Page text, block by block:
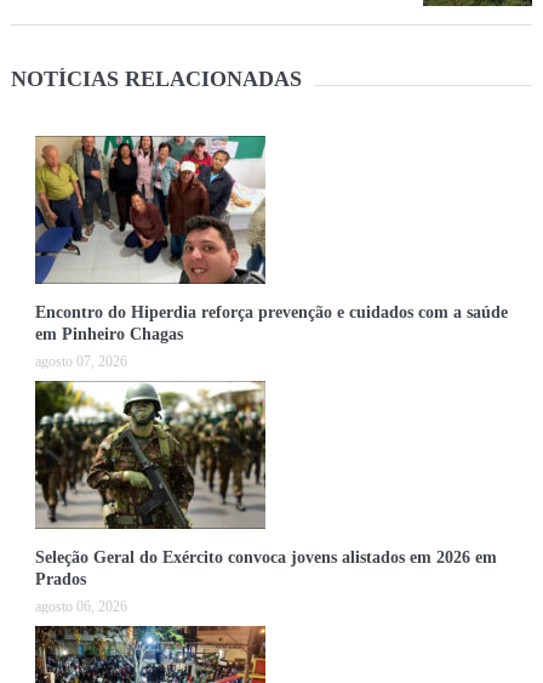
NOTÍCIAS RELACIONADAS
Encontro do Hiperdia reforça prevenção e cuidados com a saúde
em Pinheiro Chagas
agosto 07, 2026
Seleção Geral do Exército convoca jovens alistados em 2026 em
Prados
agosto 06, 2026